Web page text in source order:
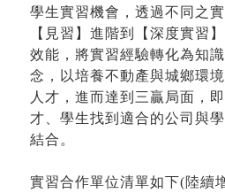
學生實習機會，透過不同之
【見習】進階到【深度實習
效能，將實習經驗轉化為知
念，以培養不動產與城鄉環
人才，進而達到三贏局面，
才、學生找到適合的公司與
結合。
實習合作單位清單如下(陸續